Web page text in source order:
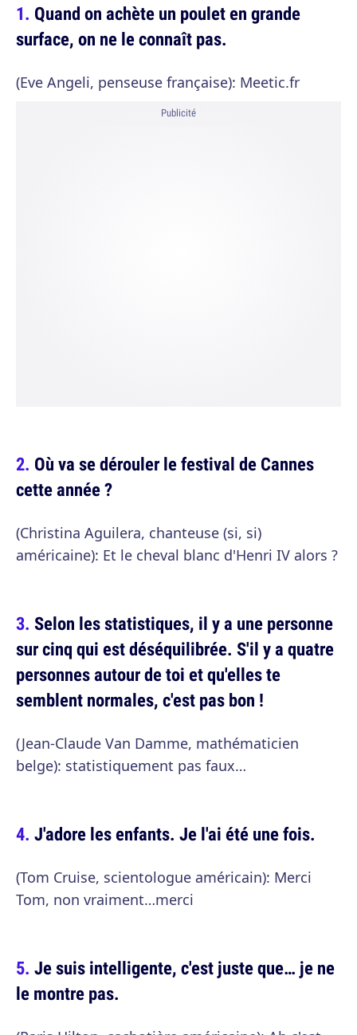
Quand on achète un poulet en grande
surface, on ne le connaît pas.
(Eve Angeli, penseuse française): Meetic.fr
Publicité
Où va se dérouler le festival de Cannes
cette année ?
(Christina Aguilera, chanteuse (si, si)
américaine): Et le cheval blanc d'Henri IV alors ?
Selon les statistiques, il y a une personne
sur cinq qui est déséquilibrée. S'il y a quatre
personnes autour de toi et qu'elles te
semblent normales, c'est pas bon !
(Jean-Claude Van Damme, mathématicien
belge): statistiquement pas faux…
J'adore les enfants. Je l'ai été une fois.
(Tom Cruise, scientologue américain): Merci
Tom, non vraiment…merci
Je suis intelligente, c'est juste que… je ne
le montre pas.